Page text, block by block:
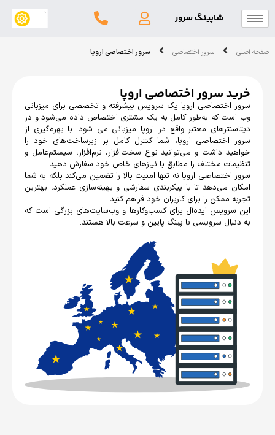
شاپینگ سرور
سرور اختصاصی سرور اختصاصی اروپا
سرور اختصاصی اروپا
اختصاصی اروپا یک سرویس پیشرفته و تخصصی برای میزبانی
که به‌طور کامل به یک مشتری اختصاص داده می‌شود و در
معتبر واقع در اروپا میزبانی می شود. با بهره‌گیری از
اختصاصی اروپا، شما کنترل کامل بر زیرساخت‌های خود را
داشت و می‌توانید نوع سخت‌افزار، نرم‌افزار، سیستم‌عامل و
مختلف را مطابق با نیازهای خاص خود سفارش دهید.
اروپا نه تنها امنیت بالا را تضمین می‌کند بلکه به شما
می‌دهد تا با پیکربندی سفارشی و بهینه‌سازی عملکرد، بهترین
ممکن را برای کاربران خود فراهم کنید.
ایده‌آل برای کسب‌وکارها و وب‌سایت‌های بزرگی است که
سرویسی با پینگ پایین و سرعت بالا هستند.